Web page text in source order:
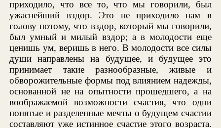
приходило, что все то, что мы говорили, был
ужаснейший вздор. Это не приходило нам в
голову потому, что вздор, который мы говорили,
был умный и милый вздор; а в молодости еще
ценишь ум, веришь в него. В молодости все силы
души направлены на будущее, и будущее это
принимает такие разнообразные, живые и
обворожительные формы под влиянием надежды,
основанной не на опытности прошедшего, а на
воображаемой возможности счастия, что одни
понятые и разделенные мечты о будущем счастии
составляют уже истинное счастие этого возраста.